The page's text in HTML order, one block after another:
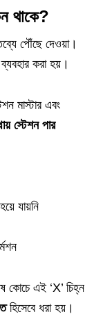
থাকে?
পৌঁছে দেওয়া।
করা হয়।
মাস্টার এবং
স্টেশন পার
যায়নি
কোচে এই ‘X’ চিহ্ন
হিসেবে ধরা হয়।